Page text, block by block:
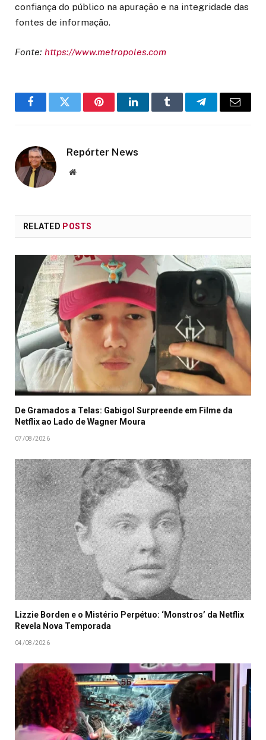
confiança do público na apuração e na integridade das
fontes de informação.
Fonte: https://www.metropoles.com
FacebookTwitter PinterestLinkedInTumblr TelegramEmail
Repórter News
Website
RELATED POSTS
De Gramados a Telas: Gabigol Surpreende em Filme da
Netflix ao Lado de Wagner Moura
07/08/2026
Lizzie Borden e o Mistério Perpétuo: ‘Monstros’ da Netflix
Revela Nova Temporada
04/08/2026